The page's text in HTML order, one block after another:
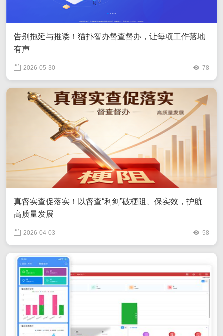
告别拖延与推诿！猫扑智办督查督办，让每项工作落地
有声
2026-05-30 78
真督实查促落实！以督查“利剑”破梗阻、保实效，护航
高质量发展
2026-04-03 58